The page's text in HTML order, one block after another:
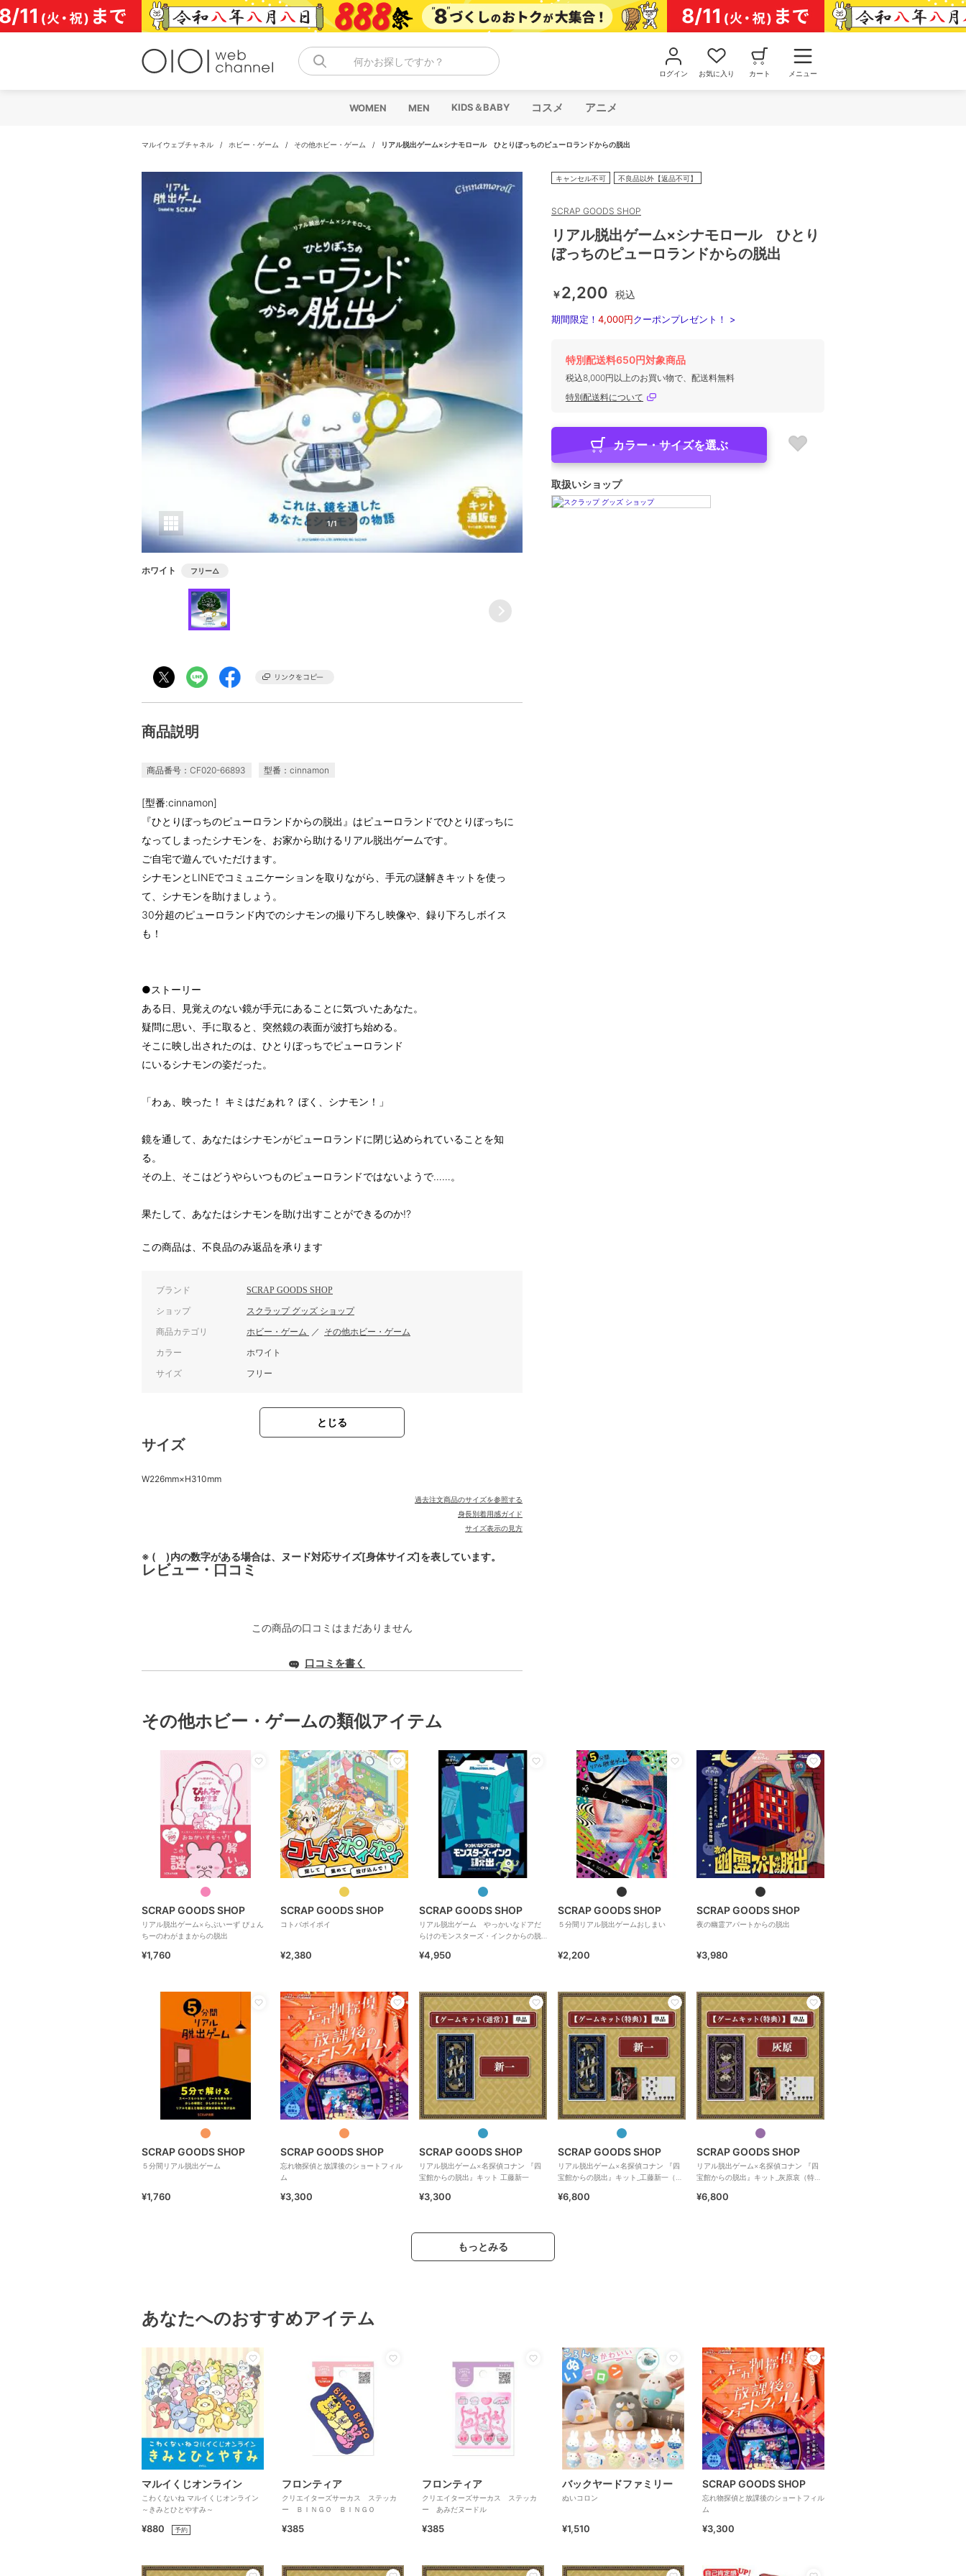
コ
ン
テ
何かお探しですか？
ログイン お気に入り カート メニュー
WOMEN MEN KIDS＆BABY コスメ アニメ
マルイウェブチャネル / ホビー・ゲーム / その他ホビー・ゲーム / リアル脱出ゲーム×シナモロール ひとりぼっちのピューロランドからの脱出
1/1
ホワイト フリー△
商品説明
商品番号：CF020-66893 型番：cinnamon
[型番:cinnamon]
『ひとりぼっちのピューロランドからの脱出』はピューロランドでひとりぼっちに
なってしまったシナモンを、お家から助けるリアル脱出ゲームです。
ご自宅で遊んでいただけます。
シナモンとLINEでコミュニケーションを取りながら、手元の謎解きキットを使っ
て、シナモンを助けましょう。
30分超のピューロランド内でのシナモンの撮り下ろし映像や、録り下ろしボイス
も！
●ストーリー
ある日、見覚えのない鏡が手元にあることに気づいたあなた。
疑問に思い、手に取ると、突然鏡の表面が波打ち始める。
そこに映し出されたのは、ひとりぼっちでピューロランド
にいるシナモンの姿だった。
「わぁ、映った！ キミはだぁれ？ ぼく、シナモン！」
鏡を通して、あなたはシナモンがピューロランドに閉じ込められていることを知
る。
その上、そこはどうやらいつものピューロランドではないようで……。
果たして、あなたはシナモンを助け出すことができるのか!?
この商品は、不良品のみ返品を承ります
ブランド SCRAP GOODS SHOP
ショップ スクラップ グッズ ショップ
商品カテゴリ ホビー・ゲーム ／ その他ホビー・ゲーム
カラー ホワイト
サイズ フリー
とじる
サイズ
W226mm×H310mm
過去注文商品のサイズを参照する
身長別着用感ガイド
サイズ表示の見方
※ ( )内の数字がある場合は、ヌード対応サイズ[身体サイズ]を表しています。
レビュー・口コミ
この商品の口コミはまだありません
口コミを書く
キャンセル不可 不良品以外【返品不可】
SCRAP GOODS SHOP
リアル脱出ゲーム×シナモロール ひとり
ぼっちのピューロランドからの脱出
￥2,200 税込
期間限定！ 4,000円クーポンプレゼント！ >
特別配送料650円対象商品
税込8,000円以上のお買い物で、配送料無料
特別配送料について
カラー・サイズを選ぶ
取扱いショップ
その他ホビー・ゲームの類似アイテム
SCRAP GOODS SHOP
リアル脱出ゲーム×らぶいーず ぴょん
ちーのわがままからの脱出
¥1,760
SCRAP GOODS SHOP
コトバポイポイ
¥2,380
SCRAP GOODS SHOP
リアル脱出ゲーム やっかいなドアだ
らけのモンスターズ・インクからの脱
¥4,950
SCRAP GOODS SHOP
５分間リアル脱出ゲームおしまい
¥2,200
SCRAP GOODS SHOP
夜の幽霊アパートからの脱出
¥3,980
SCRAP GOODS SHOP
５分間リアル脱出ゲーム
¥1,760
SCRAP GOODS SHOP
忘れ物探偵と放課後のショートフィル
ム
¥3,300
SCRAP GOODS SHOP
リアル脱出ゲーム×名探偵コナン 『四
宝館からの脱出』キット 工藤新一
¥3,300
SCRAP GOODS SHOP
リアル脱出ゲーム×名探偵コナン 『四
宝館からの脱出』キット_工藤新一（特
¥6,800
SCRAP GOODS SHOP
リアル脱出ゲーム×名探偵コナン 『四
宝館からの脱出』キット_灰原哀（特
¥6,800
もっとみる
あなたへのおすすめアイテム
マルイくじオンライン
こわくないね マルイくじオンライン
～きみとひとやすみ～
¥880 予約
フロンティア
クリエイターズサーカス ステッカ
ー ＢＩＮＧＯ ＢＩＮＧＯ
¥385
フロンティア
クリエイターズサーカス ステッカ
ー あみだヌードル
¥385
バックヤードファミリー
ぬいコロン
¥1,510
SCRAP GOODS SHOP
忘れ物探偵と放課後のショートフィル
ム
¥3,300